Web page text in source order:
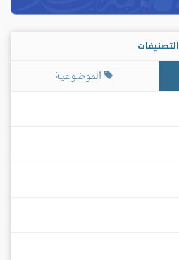
التصنيفات
الموضوعية